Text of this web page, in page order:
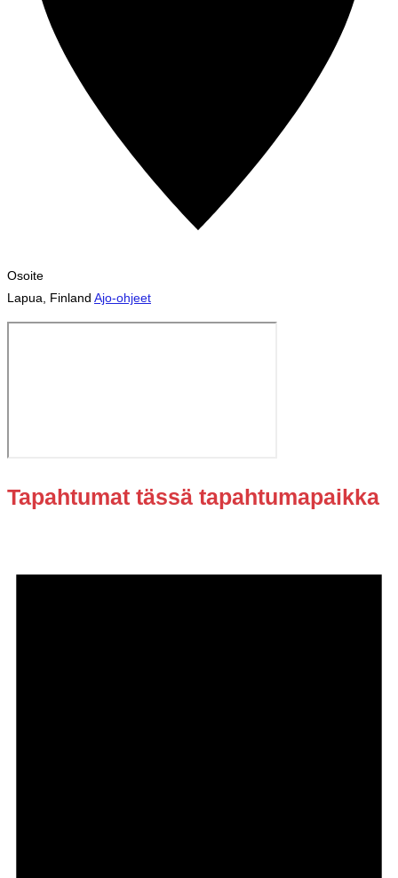
Osoite
Lapua
Finland Ajo-ohjeet
Tapahtumat tässä tapahtumapaikka